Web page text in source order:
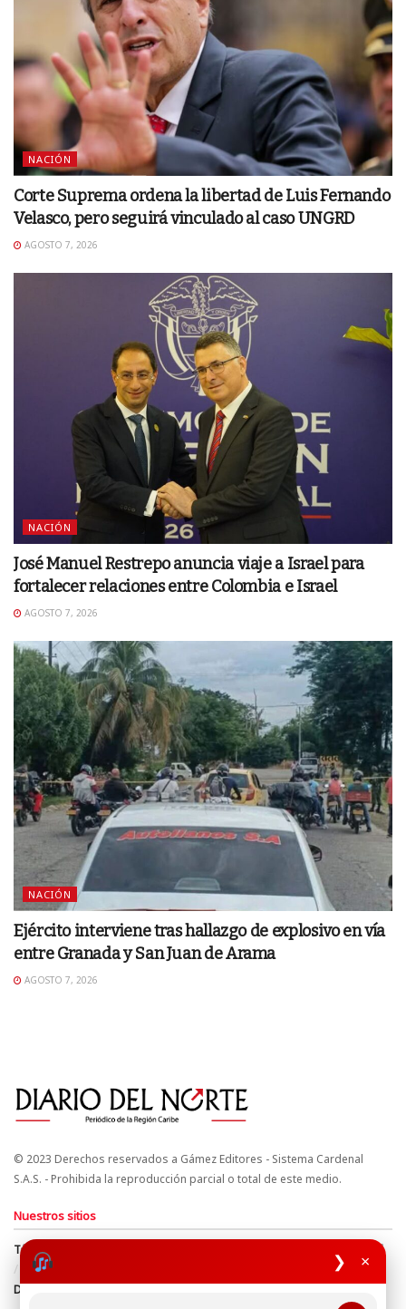
❯ ×
NACIÓN
Corte Suprema ordena la libertad de Luis Fernando
Velasco, pero seguirá vinculado al caso UNGRD
AGOSTO 7, 2026
NACIÓN
José Manuel Restrepo anuncia viaje a Israel para
fortalecer relaciones entre Colombia e Israel
AGOSTO 7, 2026
NACIÓN
Ejército interviene tras hallazgo de explosivo en vía
entre Granada y San Juan de Arama
AGOSTO 7, 2026
© 2023 Derechos reservados a Gámez Editores - Sistema Cardenal
S.A.S. - Prohibida la reproducción parcial o total de este medio.
Nuestros sitios
Términos y Condiciones
Derechos de Autor y Propiedad Intelectual
Política de uso de cookies
Política de Tratamiento de Datos
Directrices Editoriales